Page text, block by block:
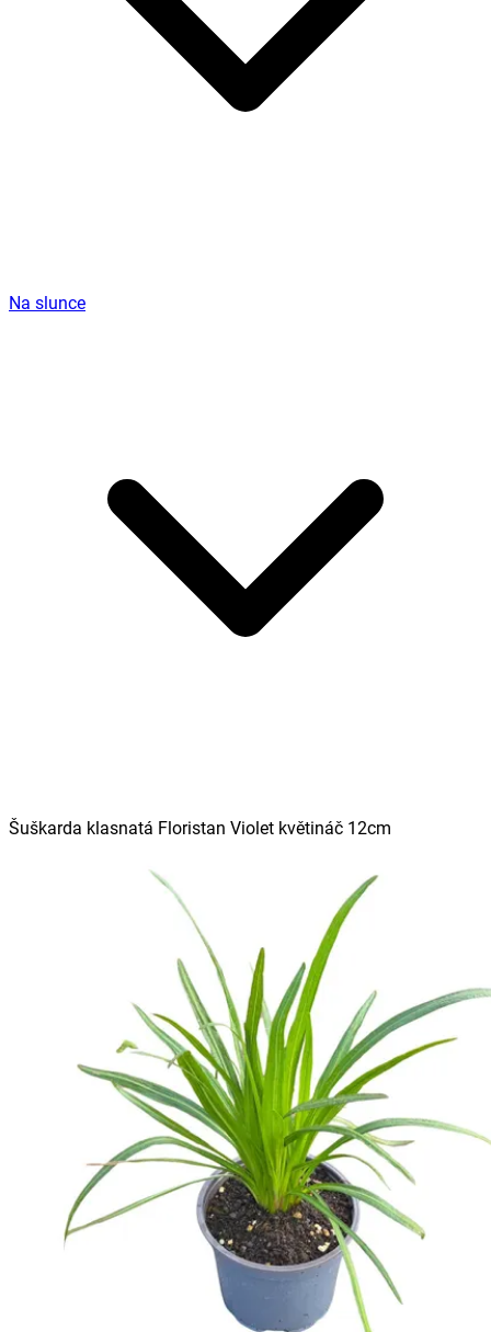
Na slunce
Šuškarda klasnatá Floristan Violet květináč 12cm